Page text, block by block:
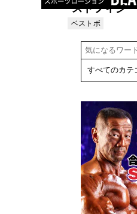
ストフィジー
ク・ジャパン
ニ・ジャパ
ン、モデルジ
ャパン 2017
ベストボ
ャパン